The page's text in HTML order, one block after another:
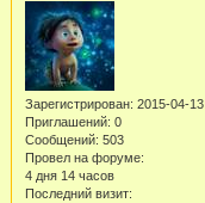
Зарегистрирован: 2015-04-13
Приглашений: 0
Сообщений: 503
Провел на форуме:
4 дня 14 часов
Последний визит: